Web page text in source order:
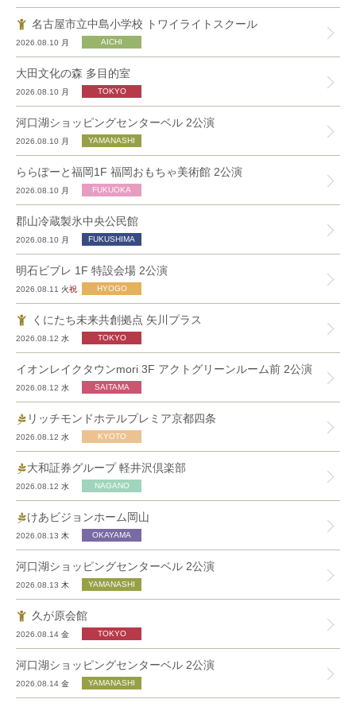
名古屋市立中島小学校 トワイライトスクール
2026.08.10 月
大田文化の森 多目的室
2026.08.10 月
河口湖ショッピングセンターベル 2公演
2026.08.10 月
ららぽーと福岡1F 福岡おもちゃ美術館 2公演
2026.08.10 月
郡山冷蔵製氷中央公民館
2026.08.10 月
明石ビブレ 1F 特設会場 2公演
2026.08.11 火祝
くにたち未来共創拠点 矢川プラス
2026.08.12 水
イオンレイクタウンmori 3F アクトグリーンルーム前 2公演
2026.08.12 水
リッチモンドホテルプレミア京都四条
2026.08.12 水
大和証券グループ 軽井沢倶楽部
2026.08.12 水
けあビジョンホーム岡山
2026.08.13 木
河口湖ショッピングセンターベル 2公演
2026.08.13 木
久が原会館
2026.08.14 金
河口湖ショッピングセンターベル 2公演
2026.08.14 金